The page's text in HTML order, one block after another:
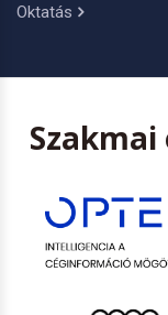
Oktatás